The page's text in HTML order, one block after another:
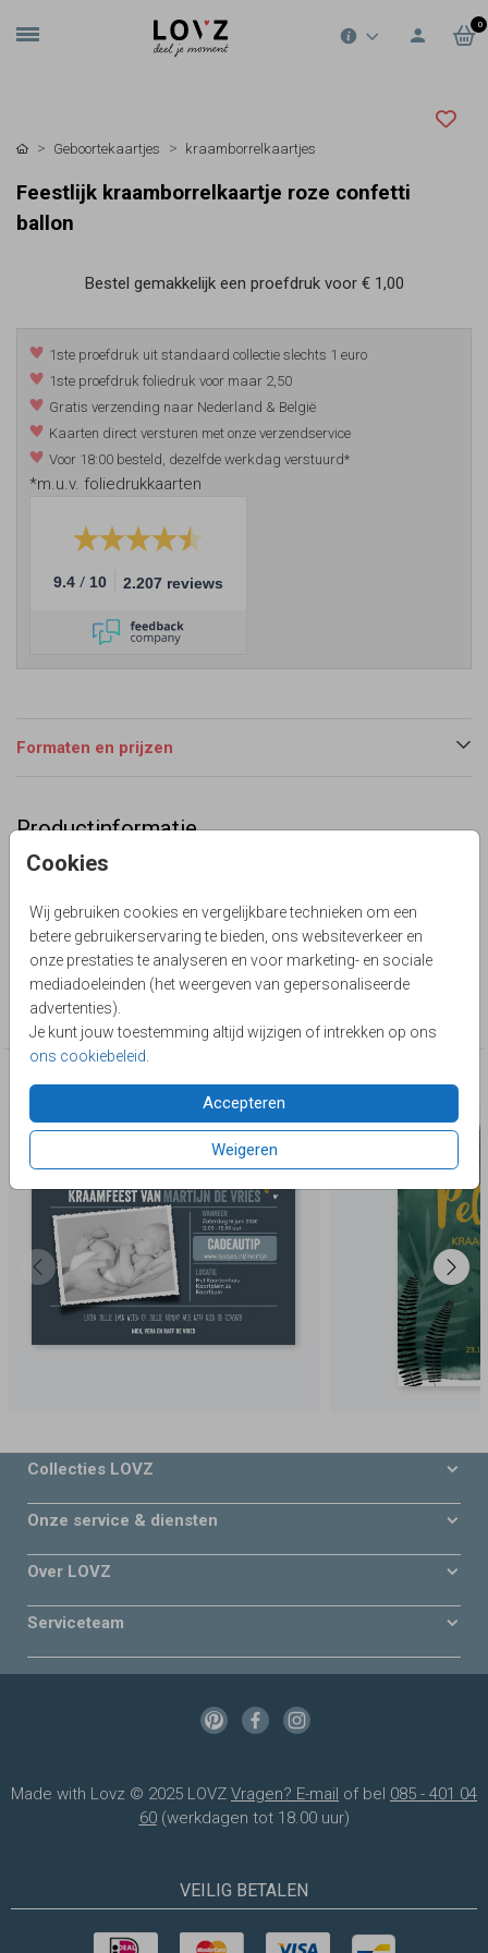
0
Cookies
Wij gebruiken cookies en vergelijkbare technieken om een
betere gebruikerservaring te bieden, ons websiteverkeer en
onze prestaties te analyseren en voor marketing- en sociale
mediadoeleinden (het weergeven van gepersonaliseerde
advertenties).
Je kunt jouw toestemming altijd wijzigen of intrekken op ons
ons cookiebeleid
Accepteren
Weigeren
Geboortekaartjes kraamborrelkaartjes
Feestlijk kraamborrelkaartje roze confetti
ballon
Bestel gemakkelijk een proefdruk voor € 1,00
1ste proefdruk uit standaard collectie slechts 1 euro
1ste proefdruk foliedruk voor maar 2,50
Gratis verzending naar Nederland & België
Kaarten direct versturen met onze verzendservice
Voor 18:00 besteld, dezelfde werkdag verstuurd*
*m.u.v. foliedrukkaarten
9.4 / 10 2.207 reviews
Formaten en prijzen
Productinformatie
Omschrijving
confetti snippers! Alles staat los op dit kaartje en is aan te
passen.
Collectie
kraamborrelkaartjes
Deze producten zijn wellicht ook iets voor je
Collecties LOVZ
Onze service & diensten
Over LOVZ
Serviceteam
Made with Lovz © 2025 LOVZ Vragen? E-mail of bel 085 - 401 04
60(werkdagen tot 18.00 uur)
VEILIG BETALEN